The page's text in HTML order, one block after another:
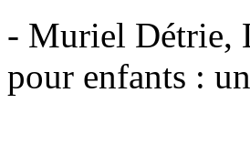
- Muriel Détrie,
pour enfants :